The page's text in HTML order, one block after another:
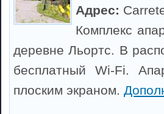
Адрес:
Комплекс
деревне Льортс. В
бесплатный Wi-Fi.
плоским экраном.